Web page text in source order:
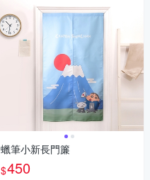
蠟筆小新長門簾
$450